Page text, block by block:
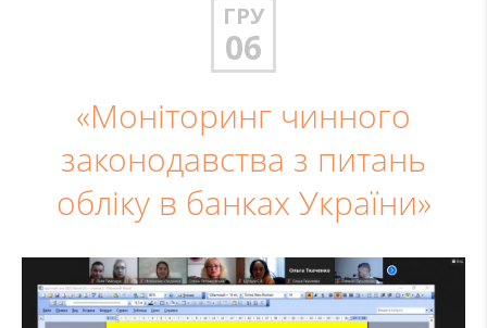
ГРУ
06
«Моніторинг чинного
законодавства з питань
обліку в банках України»